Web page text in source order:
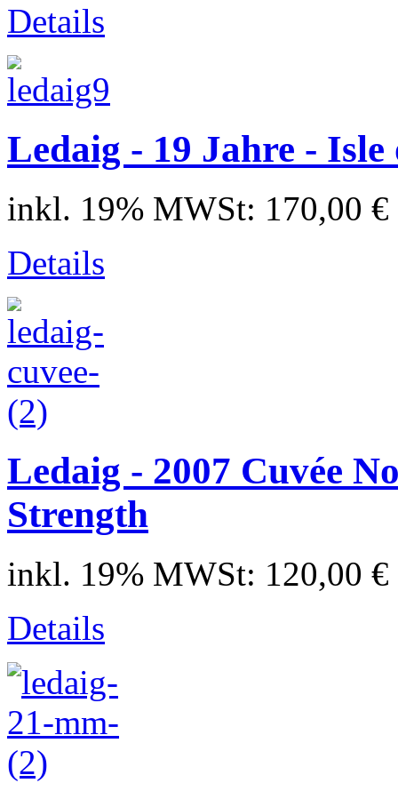
Details
Ledaig - 19 Jahre -
inkl. 19% MWSt: 170,00 €
Details
Ledaig - 2007 Cuvée
Strength
inkl. 19% MWSt: 120,00 €
Details